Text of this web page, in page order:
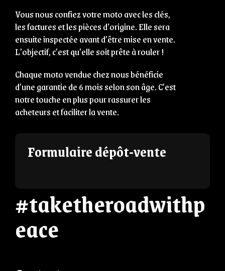
Vous nous confiez votre moto avec les clés,
les factures et les pièces d’origine. Elle sera
ensuite inspectée avant d’être mise en vente.
L’objectif, c’est qu’elle soit prête à rouler !
Chaque moto vendue chez nous bénéficie
d’une garantie de 6 mois selon son âge. C’est
notre touche en plus pour rassurer les
acheteurs et faciliter la vente.
Formulaire dépôt-vente
#taketheroadwithp
eace